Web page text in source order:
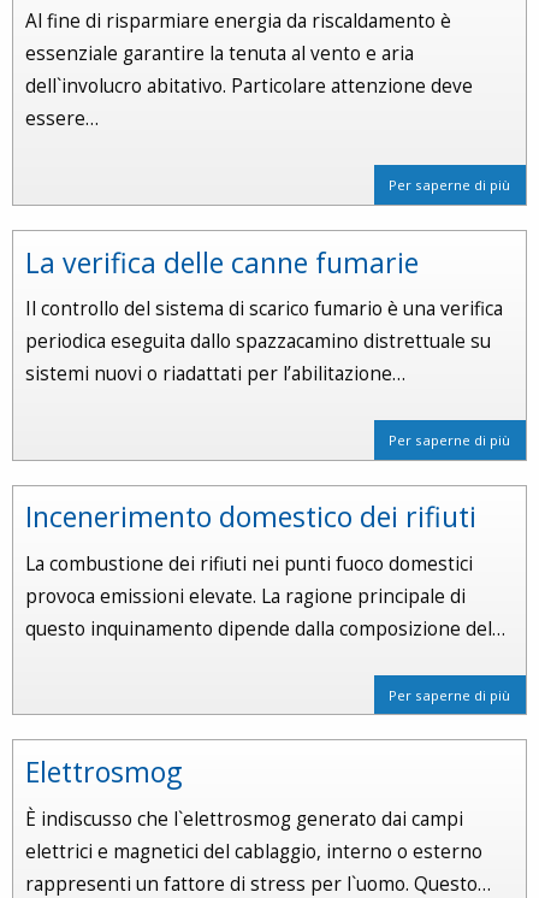
Al fine di risparmiare energia da riscaldamento è
essenziale garantire la tenuta al vento e aria
dell`involucro abitativo. Particolare attenzione deve
essere…
Per saperne di più
La verifica delle canne fumarie
Il controllo del sistema di scarico fumario è una verifica
periodica eseguita dallo spazzacamino distrettuale su
sistemi nuovi o riadattati per l’abilitazione…
Per saperne di più
Incenerimento domestico dei rifiuti
La combustione dei rifiuti nei punti fuoco domestici
provoca emissioni elevate. La ragione principale di
questo inquinamento dipende dalla composizione del…
Per saperne di più
Elettrosmog
È indiscusso che l`elettrosmog generato dai campi
elettrici e magnetici del cablaggio, interno o esterno
rappresenti un fattore di stress per l`uomo. Questo…